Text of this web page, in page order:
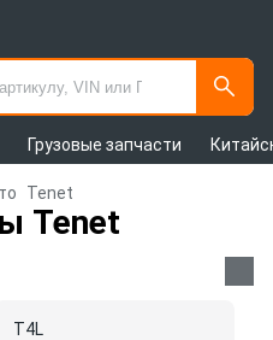
Грузовые запчасти
Tenet
Tenet
T4L